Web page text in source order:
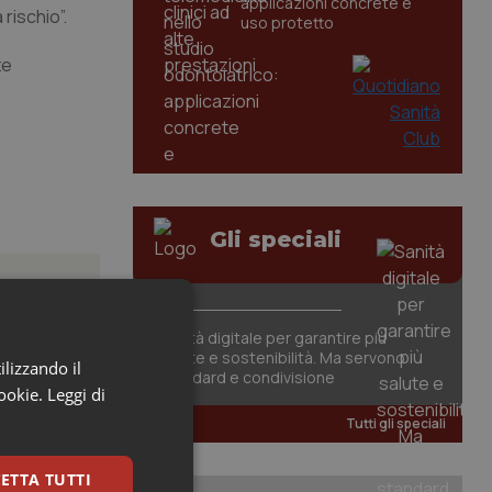
il
studi
uso protetto
Gli speciali
Sanità digitale per garantire più
salute e sostenibilità. Ma servono
standard e condivisione
Tutti gli speciali
il
Leggi di
TUTTI